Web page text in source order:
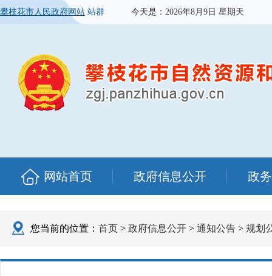
攀枝花市人民政府网站 站群 今天是： 2026年8月9日 星期天
网站首页 政府信息公开 政
您当前的位置： 首页 > 政府信息公开 > 通知公告 > 规划